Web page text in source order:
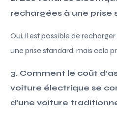
rechargées à une prise
Oui, il est possible de
une prise standard, mais cela
3. Comment le coût
voiture électrique se
d’une voiture